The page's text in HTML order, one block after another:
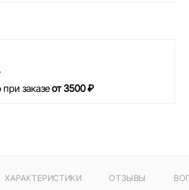
заказеот 3500 ₽
ХАРАКТЕРИСТИКИ ОТЗЫВЫ